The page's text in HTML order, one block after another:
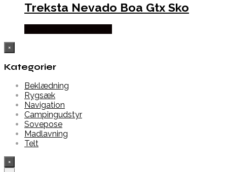
Treksta Nevado Boa Gtx Sko
×
Kategorier
Beklædning
Rygsæk
Navigation
Campingudstyr
Sovepose
Madlavning
Telt
×